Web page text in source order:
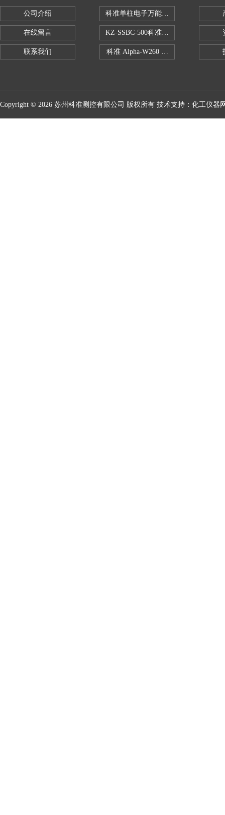
公司介绍
在线留言
联系我们
科准单柱电子万能拉力机KZ-SSBC-500
KZ-SSBC-500科准单柱电子万能试验
科准 Alpha-W260 半导体全自动推拉
Copyright © 2026 苏州科准测控有限公司 版权所有 技术支持： 化工仪器